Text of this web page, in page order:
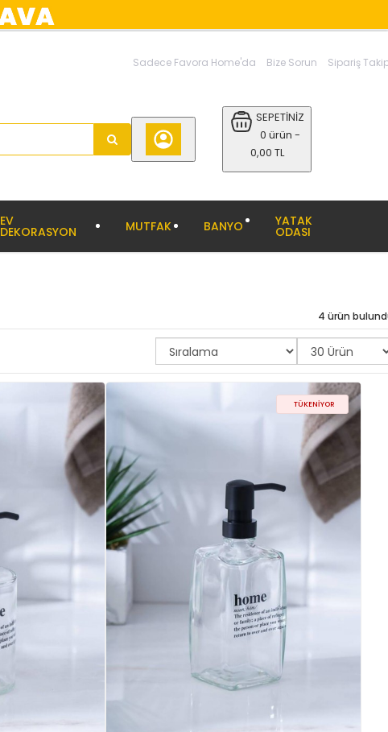
Sadece Favora Home'da Bize Sorun Sipariş
SEPETİNİZ
0 ürün -
0,00 TL
EV
DEKORASYON MUTFAK BANYO YATAK
ODASI
4 ürün
TÜKENIYOR